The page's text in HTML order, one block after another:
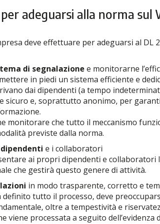
adeguarsi alla norma
deve effettuare per adeguarsi al
di segnalazione e monitorarne
in piedi un sistema efficiente e
dai dipendenti (a tempo
sicuro e, soprattutto anonimo, per
monitorare che tutto il meccanismo
previste dalla norma.
dipendenti e i collaboratori
ai propri dipendenti e
che gestirà questo genere di attività.
in modo trasparente, corretto e
definito tutto il processo, deve
oltre a tempestività e
viene processata a seguito dell’evidenza